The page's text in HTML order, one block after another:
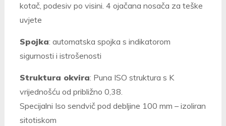
kotač, podesiv po visini. 4 ojačana nosača za teške
uvjete
Spojka: automatska spojka s indikatorom
sigurnosti i istrošenosti
Struktura okvira: Puna ISO struktura s K
vrijednošću od približno 0,38.
Specijalni Iso sendvič pod debljine 100 mm – izoliran
sitotiskom